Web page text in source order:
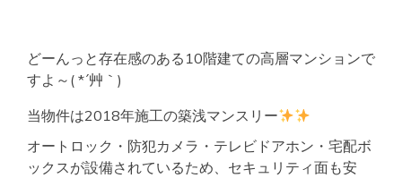
どーんっと存在感のある10階建ての高層マンションで
すよ～( *´艸｀)
当物件は2018年施工の築浅マンスリー
オートロック・防犯カメラ・テレビドアホン・宅配ボ
ックスが設備されているため、セキュリティ面も安